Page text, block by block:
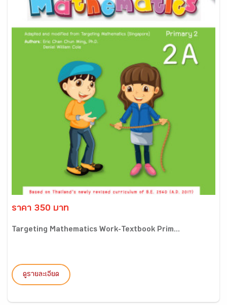
ราคา 350 บาท
Targeting Mathematics Work-Textbook Prim...
ดูรายละเอียด